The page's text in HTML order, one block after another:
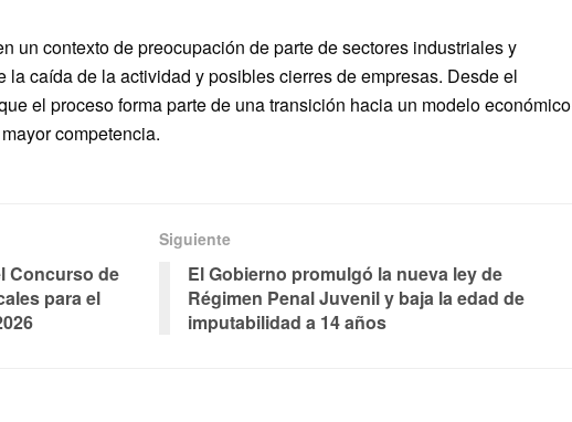
un contexto de preocupación de parte de sectores industriales y
la caída de la actividad y posibles cierres de empresas. Desde el
el proceso forma parte de una transición hacia un modelo económico
competencia.
Concurso de
para el
Siguiente
El Gobierno promulgó la nueva ley de
Régimen Penal Juvenil y baja la edad de
imputabilidad a 14 años